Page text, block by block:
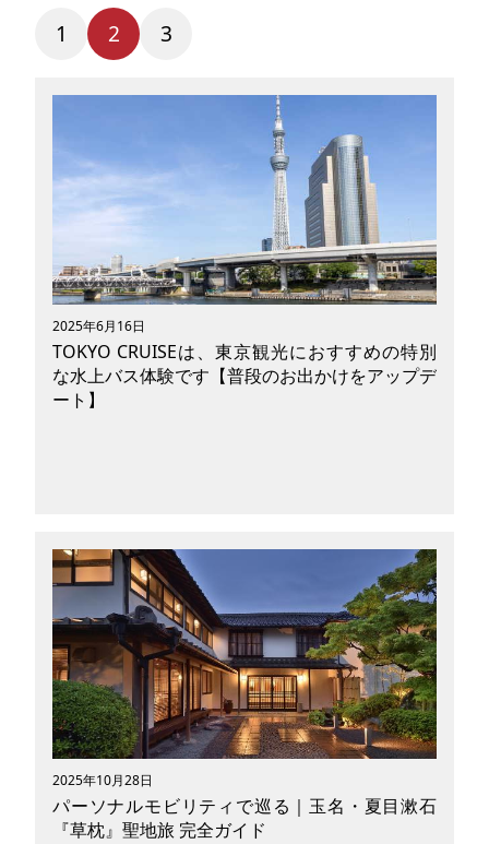
1 2 3
2025年6月16日
TOKYO CRUISEは、東京観光におすすめの特別
な水上バス体験です【普段のお出かけをアップデ
ート】
皆さんは水上バスに乗ったことがありますか？
「屋形船や遊覧船、フェリーと何が違うの？」
「船に乗る＝高いお金がかかりそう…。」と思っ
ている方や「水上バスという名前は知っているけ
れど、実際に利用したことはない…。」という方
は意外と多いのではないでしょうか。実は東京都
内でも、お手頃な価格で水上バスに乗船できるス
ポットがあります。今回は東京の主要観光地を結
ぶ水上バス「TOKYO CRUISE」の魅力について
紹介します。
2025年10月28日
パーソナルモビリティで巡る｜玉名・夏目漱石
『草枕』聖地旅 完全ガイド